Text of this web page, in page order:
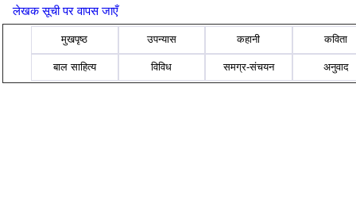
लेखक सूची पर वापस जाएँ
मुखपृष्ठ उपन्यास कहानी कविता
बाल साहित्य विविध समग्र-संचयन अनुवाद